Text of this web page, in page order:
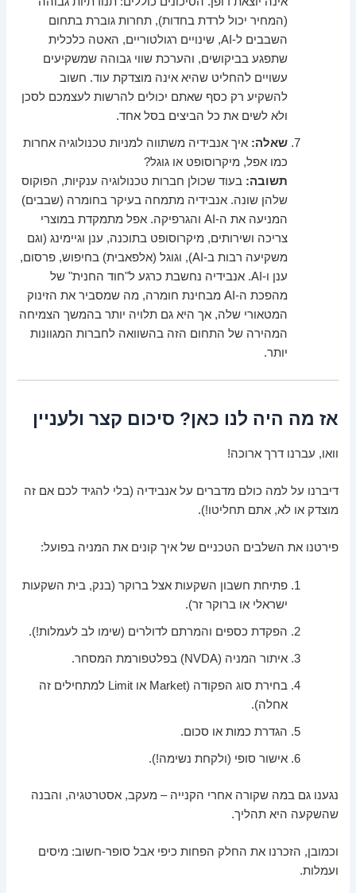
(המחיר יכול לרדת בחדות), תחרות גוברת בתחום
השבבים ל-AI, שינויים רגולטוריים, האטה כלכלית
שתפגע בביקושים, והערכת שווי גבוהה שמשקיעים
עשויים להחליט שהיא אינה מוצדקת עוד. חשוב
להשקיע רק כסף שאתם יכולים להרשות לעצמכם לסכן
ולא לשים את כל הביצים בסל אחד.
שאלה: איך אנבידיה משתווה למניות טכנולוגיה אחרות
כמו אפל, מיקרוסופט או גוגל?
תשובה: בעוד שכולן חברות טכנולוגיה ענקיות, הפוקוס
שלהן שונה. אנבידיה מתמחה בעיקר בחומרה (שבבים)
המניעה את ה-AI והגרפיקה. אפל מתמקדת במוצרי
צריכה ושירותים, מיקרוסופט בתוכנה, ענן וגיימינג (וגם
משקיעה רבות ב-AI), וגוגל (אלפאבית) בחיפוש, פרסום,
ענן ו-AI. אנבידיה נחשבת כרגע ל"חוד החנית" של
מהפכת ה-AI מבחינת חומרה, מה שמסביר את הזינוק
המטאורי שלה, אך היא גם תלויה יותר בהמשך הצמיחה
המהירה של התחום הזה בהשוואה לחברות המגוונות
יותר.
אז מה היה לנו כאן? סיכום קצר ולעניין
וואו, עברנו דרך ארוכה!
דיברנו על למה כולם מדברים על אנבידיה (בלי להגיד לכם אם זה
מוצדק או לא, אתם תחליטו!).
פירטנו את השלבים הטכניים של איך קונים את המניה בפועל:
פתיחת חשבון השקעות אצל ברוקר (בנק, בית השקעות
ישראלי או ברוקר זר).
הפקדת כספים והמרתם לדולרים (שימו לב לעמלות!).
איתור המניה (NVDA) בפלטפורמת המסחר.
בחירת סוג הפקודה (Market או Limit למתחילים זה
אחלה).
הגדרת כמות או סכום.
אישור סופי (ולקחת נשימה!).
נגענו גם במה שקורה אחרי הקנייה – מעקב, אסטרטגיה, והבנה
שהשקעה היא תהליך.
וכמובן, הזכרנו את החלק הפחות כיפי אבל סופר-חשוב: מיסים
ועמלות.